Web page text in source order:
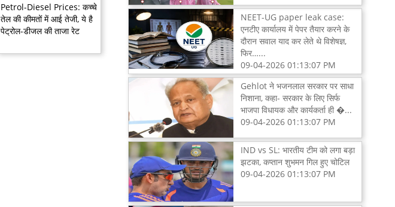
Petrol-Diesel Prices: कच्चे
तेल की कीमतों में आई तेजी, ये है
पेट्रोल-डीजल की ताजा रेट
NEET-UG paper leak case:
एनटीए कार्यालय में पेपर तैयार करने के
दौरान सवाल याद कर लेते थे विशेषज्ञ,
फिर…...
09-04-2026 01:13:07 PM
Gehlot ने भजनलाल सरकार पर साधा
निशाना, कहा- सरकार के लिए सिर्फ
भाजपा विधायक और कार्यकर्ता ही �...
09-04-2026 01:13:07 PM
IND vs SL: भारतीय टीम को लगा बड़ा
झटका, कप्तान शुभमन गिल हुए चोटिल
09-04-2026 01:13:07 PM